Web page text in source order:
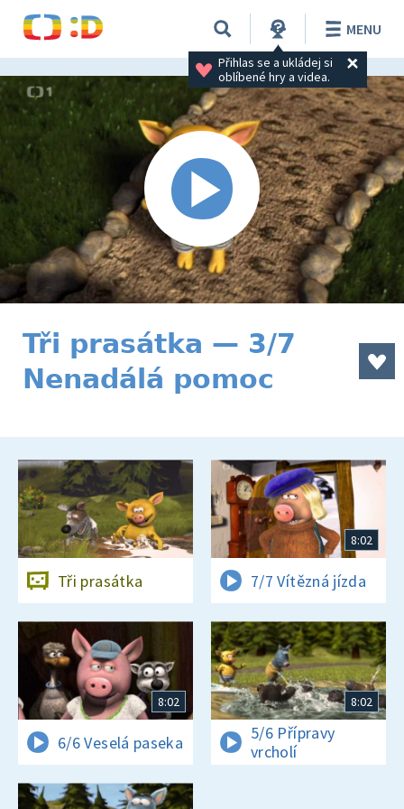
Přihlas se a ukládej si
oblíbené hry a videa.
MENU
Tři prasátka — 3/7
Nenadálá pomoc
Tři prasátka
8:02
7/7 Vítězná jízda
8:02
6/6 Veselá paseka
8:02
5/6 Přípravy
vrcholí